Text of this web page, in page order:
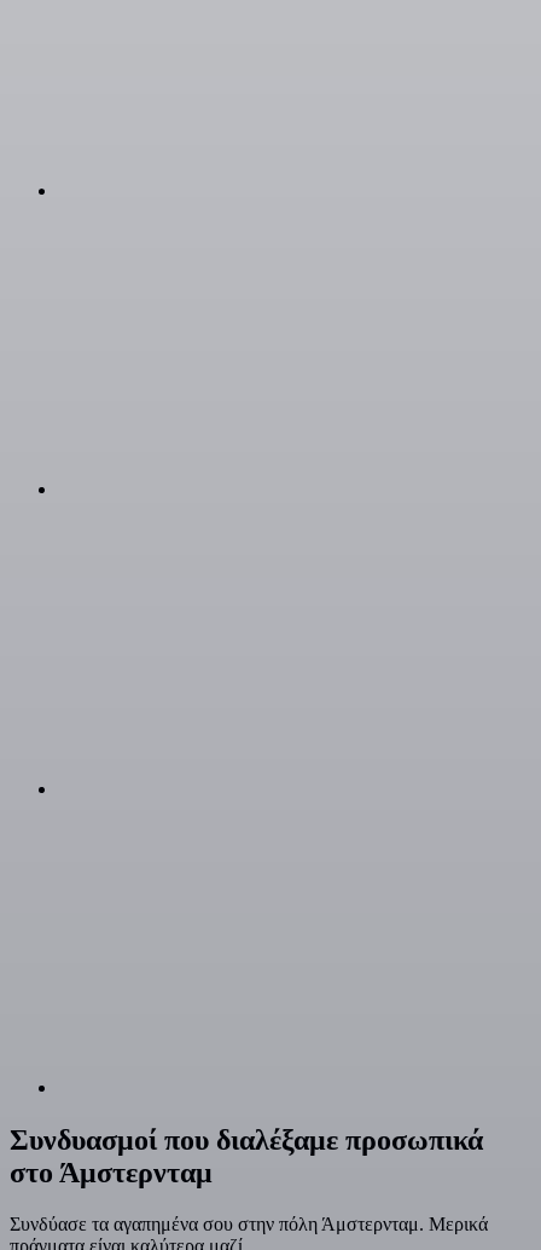
Συνδυασμοί που διαλέξαμε προσωπικά
στο Άμστερνταμ
Συνδύασε τα αγαπημένα σου στην πόλη Άμστερνταμ. Μερικά